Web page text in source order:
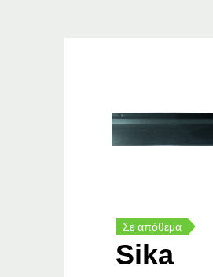
Σε απόθεμα
Sika